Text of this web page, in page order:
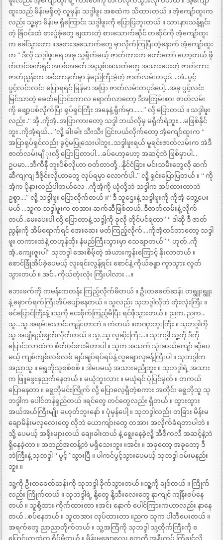
ထူးသည် မိန်းမရှိတဲ့ လူမှန်း သဒ္ဒါဖူး အစထဲက သိထားတယ် ။ အံ့ကျော်ထူးက
လည်း သူ့မှာ မိန်းမ ရှိကြောင်း သဒ္ဒါဖူးကို ပြောပြဘူးတယ် ။ သားနားသန့်ရှင်း
တဲ့ ခြံဝင်းထဲ စားပွဲခုံတွေ ချထားတဲ့ စားသောက်ဆိုင် တဆိုင်ကို အံ့ကျော်ထူး
က ခေါ်သွားတာ ။အစားအသောက်တွေ မှာလိုက်ကြပြီးတဲ့နောက် အံ့ကျော်ထူး
က “ ဒီလို သဒ္ဒါဖူးရေ အခု သူရိုက်မယ့် ဇာတ်ကားက တော်တော် ဟော့တယ် ဖို
က်တင်အက်ရှင် အပစ်အခတ် အညှစ်အသတ်တွေ အသားပေးတဲ့ ဇာတ်ကား
ဇာတ်ညွန်းက အင်တာနက်မှာ နံမည်ကြီးခဲ့တဲ့ ဇာတ်လမ်းတပုဒ် …အဲ..ပွင့်
ပွင့်လင်းလင်း ပြောရရင် မြန်မာ အပြာ ဇာတ်လမ်းတပုဒ်ပေါ့…အခု ပွင့်လင်း
မြင်သာတဲ့ ခေတ်ပြောင်းကာလ ရောက်လာတော့ ဒီအကြမ်းစား ဇာတ်လမ်း
ကို ဖျော့ပစ်လိုက်ပြီး ရုပ်ရှင်ကြီး အနေနဲ့ ရိုက်မှာ…….” လို့ ပြောတယ် ။ သဒ္ဒါဖူး
လည်း..“ အို..ကိုအံ့..အပြာကားတော့ သဒ္ဒါ ဘယ်လိုမှ မရိုက်ရဲဘူး….မဖြစ်နိုင်
ဘူး..ကိုအံ့ရယ်….”လို့ ခါးခါး သီးသီး ငြင်းပယ်လိုက်တော့ အံ့ကျော်ထူးက “
အပြာရုပ်ရှင်လည်း ခွင့်မပြုသေးပါဘူး..သဒ္ဒါဖူးရယ် မူရင်းဇာတ်လမ်းက အဲဒီ
ဇာတ်လမ်းမျိ ုးလို့ ပြောပြတာပါ….ခပ်ဟော့ဟော့ အဆင့်ဘဲ ဖြစ်မှာပါ…
ဥပမာ…ဘီကီနီ တူးပိစ်လိုဟာ ဝတ်တာတို့ ..နိုင်ငံခြား မင်းသမီးတွေလို ဆက်
ဆီကျကျ ဒီဇိုင်းလိုဟာတွေ လုပ်ရမှာ လောက်ပါ..” လို့ ရှင်းပြောပြတယ် ။ “ ကို
အံ့က ပိုနားလည်ပါတယ်လေ ..ကိုအံ့ကို ယုံလို့ဘဲ သဒ္ဒါက အပ်ထားတာဘဲ
ဥစ္စာ….” လို့ သဒ္ဒါဖူး ပြောလိုက်တယ် ။“ ဒီ သူဌေးနဲ့ သဒ္ဒါဖူးကို ကိုအံ့ တွေ့ပေး
မယ် …သူက သဒ္ဒါဖူးက တအား ဆက်ဆီဖြစ်တယ်..ဒီဇာတ်လမ်းနဲ့ လိုက်
တယ်..မေးပေးပါ လို့ ပြောတာနဲ့ သဒ္ဒါ့ကို ခုလို တိုင်ပင်ရတာ” “ ဒါဆို ဒီ ဇာတ်
ညွန်းကို အိမ်ရောက်ရင် အေးဆေး ဖတ်ကြည့်လိုက်….ကိုအံ့ထင်တာတော့ သဒ္ဒါ
ဖူး တကားထဲနဲ့ တဟုန်ထိုး နံမည်ကြီးသွားမှာ သေချာတယ်” “ ဟုတ်..ကို
အံ့..ကျေးဇူးပါ” သုဘဒ္ဒါ အေးစိမ့်တဲ့ အဲယားကွန်းကြောင့် နိုးလာတယ် ။
စောင်ခြုံအိပ်ခဲ့ပေမယ့် လူးရင်းလွန့်ရင်း စောင်နဲ့ ကိုယ်ခန္ဓာ ကွာသွား လွတ်
သွားတယ် ။ အင်…ကိုယ်တုံးလုံး ကြီးပါလား …။
ဘေးဖက်ကို ကမန်းကတန်း ကြည့်လိုက်မိတယ် ။ ဦးတခေတ်ဆန်း တရွူးရွူး
နဲ့ မှောက်ရက်ကြီးအိပ်ပျော်နေတယ် ။ သူလည်း သုဘဒ္ဒါလိုဘဲ တုံးလုံးကြီး ။
ဖင်ပြောင်ကြီးနဲ့ ။သူ့ကို ငေးစိုက်ကြည့်မိပြီး ရင်ဖိုသွားတယ် ။ ညက..ညက…
သူ…သူ အရမ်းသောင်းကျန်းတာဘဲ ။ ကဲတယ် ။တဏှာဘူးကြီး ။ သုဘဒ္ဒါကို
သူ အပျိုရည်ဖျက်လိုက်တယ် ။ သူ..သူ လူဆိုးကြီး…။ သုဘဒ္ဒါ သူ့ကို ဒီကို
ပြောင်းလာထဲက စိတ်ဝင်စားမိတာပါ ။ သူက အသက် သုံးဆယ်ကျော် ဆိုပေ
မယ့် ကျစ်ကျစ်လစ်လစ် ချပ်ချပ်ရပ်ရပ်နဲ့ လူချောလူခန့်ကြီးပါ ။ သုဘဒ္ဒါက
အညာသူ ။ ရွေဘိုသူစစ်စစ် ။ ဒါပေမယ့် အသားမညိုဘူး ။ သုဘဒ္ဒါရဲ့ အသား
က ဖြူဖွေးနုညက်နေတယ် ။ မယုံဘူးလား ။ မယုံရင် ပုံပြင်မှတ် ။ တကယ်
ပြောနေတာ ။ ရွေဘိုမင်းကြိုက် လို့ ပြောလေ့ရှိတဲ့စကား အတိုင်း ရွေဘိုသူ သု
ဘဒ္ဒါက ပေါင်တန်ရှည်တယ် ။ရင်တွေ တင်တွေလည်း ရှိတယ် ။ ထွားထွား
အယ်အယ်ကြီးမျိုး မဟုတ်ဘူးနော် ။ ပုံမှန်ပေါ့ ။ သုဘဒ္ဒါလည်း တခြား မိန်းမ
ချောမိန်းမလှလေးတွေ လိုဘဲ ယောကျ်ားတွေ တအား အလိုက်ခံရတာပါဘဲ ။
သို့ ပေမယ့် အရိုးများတယ် ချေးခါးတယ် နဲ့ ရွေးနေခဲ့လို့ အီစီကလီ အဆင့်နဲ့ဘဲ
ရှိနေခဲ့တာ ။ အတည်အတန့်ဘဲ မရှိသေးဘူး ။အင်း ။ အခုတော့ အခုတော့ ဒီ
ဘဲကြီးနဲ့ သုဘဒ္ဒါ “ ပွင့် ”သွားပြီ ။ ပါကင်ပွင့်သွားပေမယ့် သုဘဒ္ဒါ ဝမ်းမနည်း
ဘူး ။
သူ့ကို ဦးတခေတ်ဆန်းကို သုဘဒ္ဒါ ခိုက်သွားတယ် ။သူ့ကို ချစ်တယ် ။ ကြိုက်
လည်း ကြိုက်တယ် ။ သုဘဒ္ဒါရဲ့ နို့တွေ နို့သီးလေးတွေ နာကျင် ကျိန်းစပ်နေ
တယ် ။ သူစို့ထား ကိုက်ထားတာ ။အင်း နောက် ပေါင်ကြားကဟာလည်း နာနေ
တယ် ..စပ်နေတယ် ။ သူတအား လုပ်ထားတာ ။ညက သူက ပါတီပေးတယ် ။
အရက်တွေ ညာညာတိုက်တယ် ။ သူ့အကြံကို သုဘဒ္ဒါ သူ့တိုက်ကြီးကို စ
ပြောင်းကထဲက ရိပ်မိတယ် ။ မိန်းမချောလေး တွေကို အနီးကပ် ကြံချင်လို့